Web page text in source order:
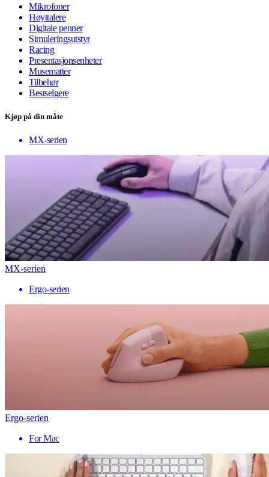
Mikrofoner
Høyttalere
Digitale penner
Simuleringsutstyr
Racing
Presentasjonsenheter
Musematter
Tilbehør
Bestselgere
Kjøp på din måte
MX-serien
MX-serien
Ergo-serien
Ergo-serien
For Mac